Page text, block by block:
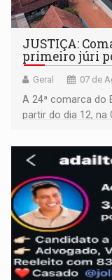
JUSTIÇA:
primeiro júri
Geral 07 de
A 24ª comarca do
partir do dia 12, na